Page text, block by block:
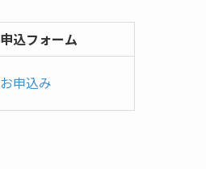
申込フォーム
お申込み